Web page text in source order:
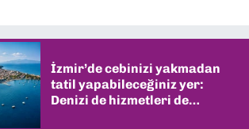
İzmir’de cebinizi yakmadan
tatil yapabileceğiniz yer:
Denizi de hizmetleri de